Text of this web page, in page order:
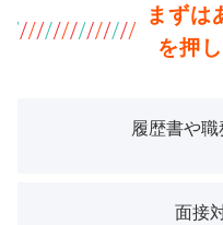
まずは
を押
履歴書や
面接